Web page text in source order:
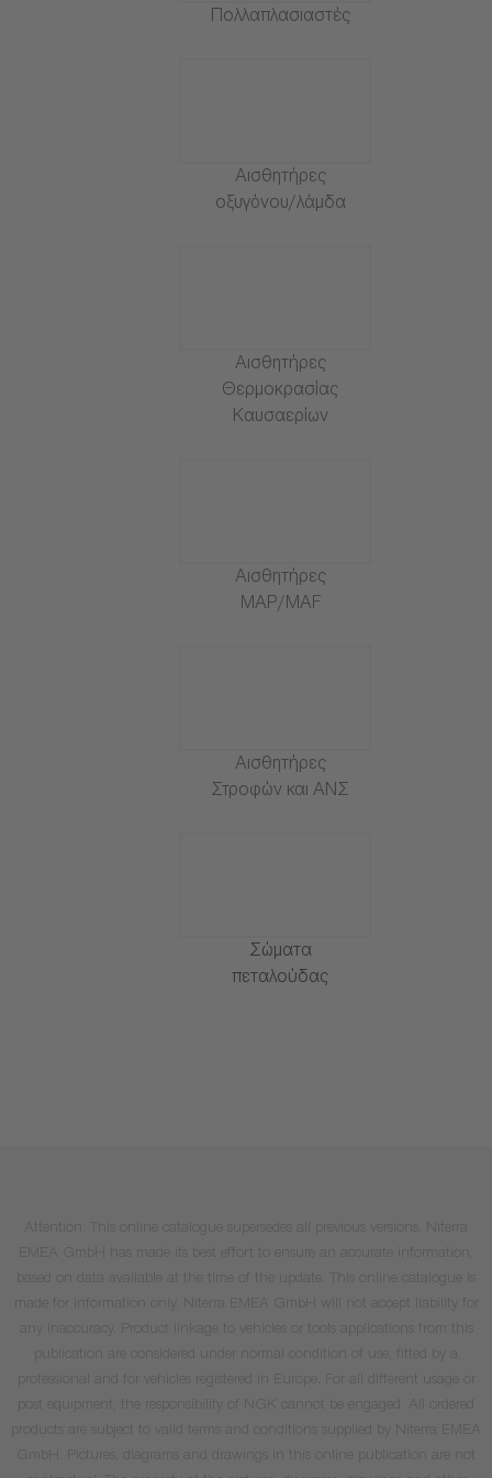
Πολλαπλασιαστές
Αισθητήρες
οξυγόνου/λάμδα
Αισθητήρες
Θερμοκρασίας
Καυσαερίων
Αισθητήρες
MAP/MAF
Αισθητήρες
Στροφών και ΑΝΣ
Σώματα
πεταλούδας